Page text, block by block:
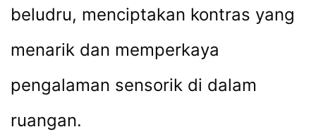
beludru, menciptakan kontras yang
menarik dan memperkaya
pengalaman sensorik di dalam
ruangan.